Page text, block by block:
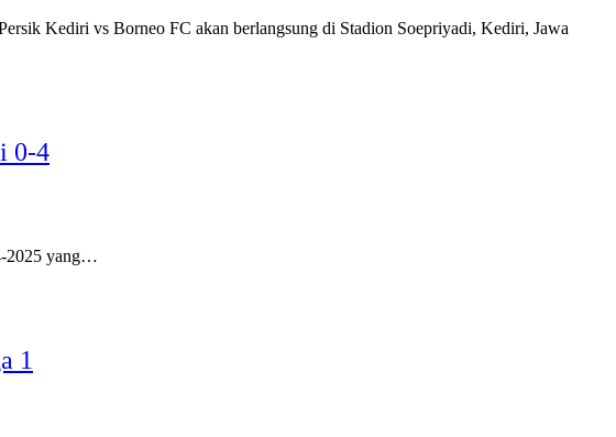
Kediri vs Borneo FC akan berlangsung di Stadion Soepriyadi, Kediri, Jawa
0-4
2025 yang…
1